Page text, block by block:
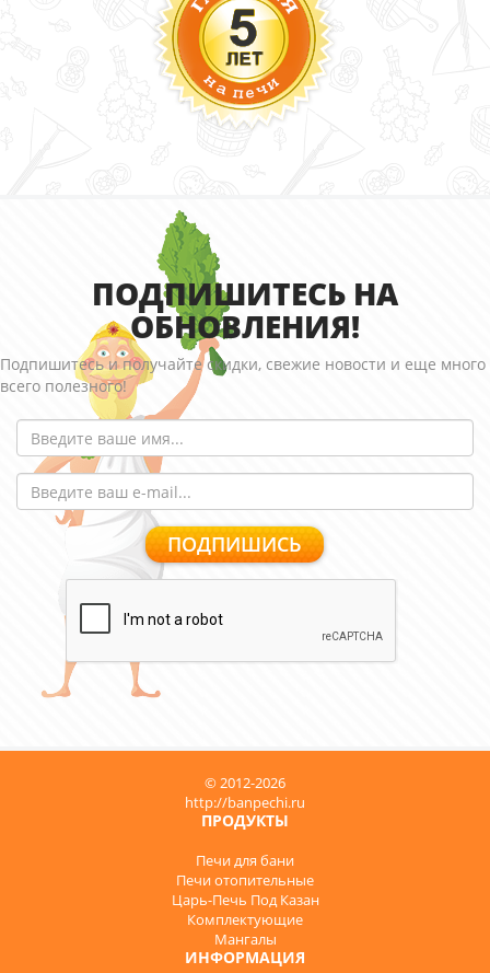
ПОДПИШИТЕСЬ НА
ОБНОВЛЕНИЯ!
Подпишитесь и получайте скидки, свежие новости и еще много
всего полезного!
© 2012-2026
http://banpechi.ru
ПРОДУКТЫ
Печи для бани
Печи отопительные
Царь-Печь Под Казан
Комплектующие
Мангалы
ИНФОРМАЦИЯ